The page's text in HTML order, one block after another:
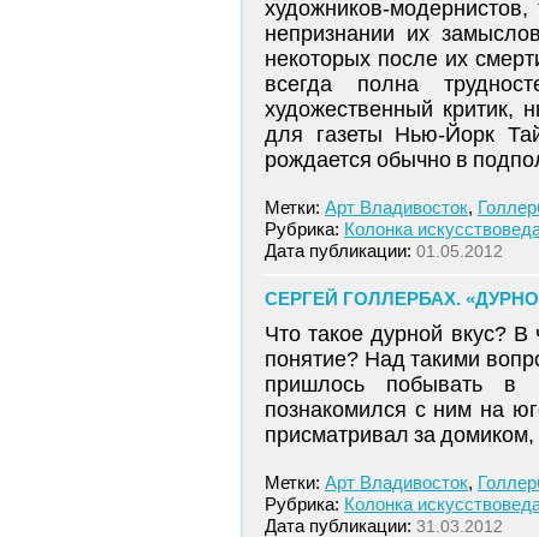
художников-
непризнании их
некоторых после их
всегда полна
художественный критик,
для газеты Нью-Йорк
рождается обычно в
Метки: Арт Владивосток,
Рубрика: Колонка
Дата публикации: 01.05.2012
СЕРГЕЙ ГОЛЛЕРБАХ.
Что такое дурной вкус?
понятие? Над такими
пришлось побывать в
познакомился с ним на
присматривал за домиком,
Метки: Арт Владивосток,
Рубрика: Колонка
Дата публикации: 31.03.2012